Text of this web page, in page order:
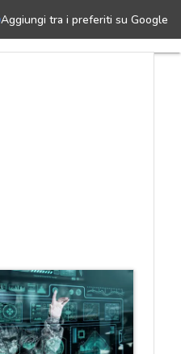
Aggiungi tra i preferiti su Google